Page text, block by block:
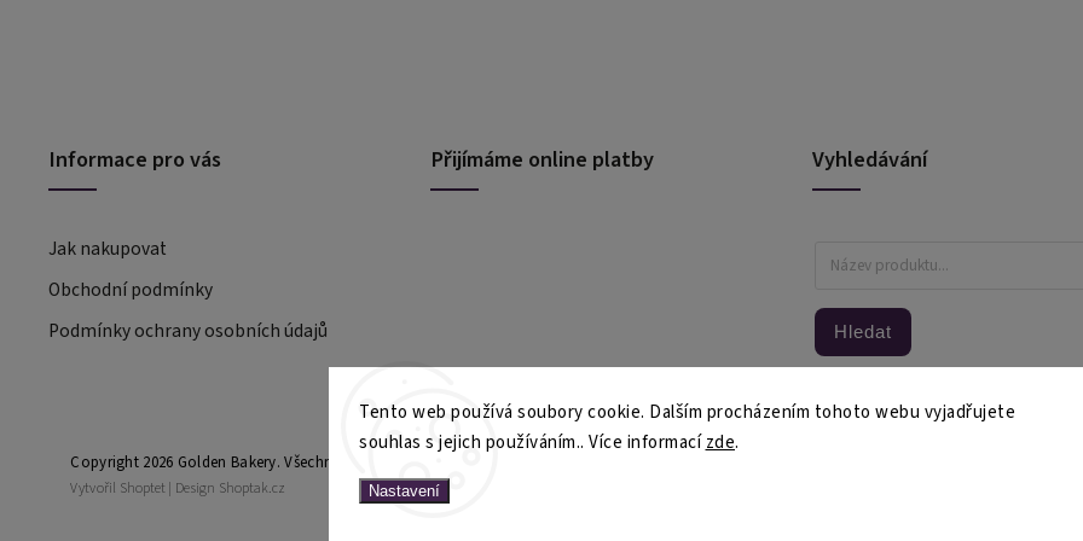
Tento web používá soubory cookie. Dalším procházením tohoto webu vyjadřujete
souhlas s jejich používáním.. Více informacízde.
Nastavení
Informace pro vás
Jak nakupovat
Obchodní podmínky
Podmínky ochrany osobních údajů
Přijímáme online platby Vyhledávání
Hledat
Copyright 2026 Golden Bakery. Všechna práva vyhrazena.
Vytvořil Shoptet | Design Shoptak.cz